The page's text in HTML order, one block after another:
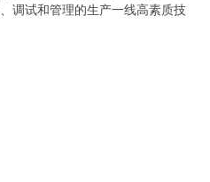
调试和管理的生产一线高素质技